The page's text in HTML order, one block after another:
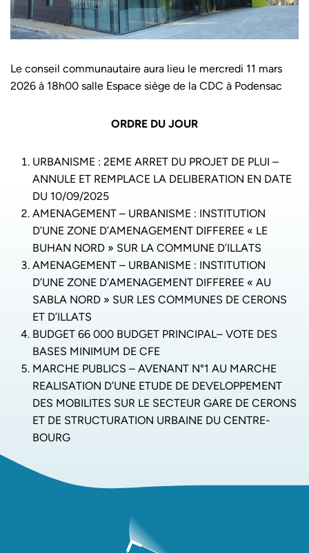
Le conseil communautaire aura lieu le mercredi 11 mars
2026 à 18h00 salle Espace siège de la CDC à Podensac
ORDRE DU JOUR
URBANISME : 2EME ARRET DU PROJET DE PLUI –
ANNULE ET REMPLACE LA DELIBERATION EN DATE
DU 10/09/2025
AMENAGEMENT – URBANISME : INSTITUTION
D’UNE ZONE D’AMENAGEMENT DIFFEREE « LE
BUHAN NORD » SUR LA COMMUNE D’ILLATS
AMENAGEMENT – URBANISME : INSTITUTION
D’UNE ZONE D’AMENAGEMENT DIFFEREE « AU
SABLA NORD » SUR LES COMMUNES DE CERONS
ET D’ILLATS
BUDGET 66 000 BUDGET PRINCIPAL– VOTE DES
BASES MINIMUM DE CFE
MARCHE PUBLICS – AVENANT N°1 AU MARCHE
REALISATION D’UNE ETUDE DE DEVELOPPEMENT
DES MOBILITES SUR LE SECTEUR GARE DE CERONS
ET DE STRUCTURATION URBAINE DU CENTRE-
BOURG